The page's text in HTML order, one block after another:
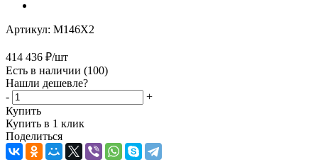
Артикул: M146X2
414 436 ₽/шт
Есть в наличии (100)
Нашли дешевле?
-
+
Купить
Купить в 1 клик
Поделиться